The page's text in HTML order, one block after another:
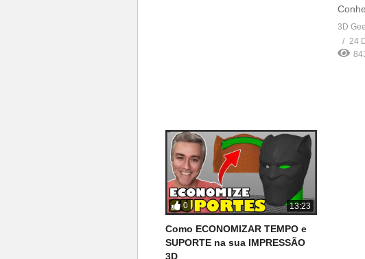
3D
24
0 13:23
Como ECONOMIZAR TEMPO e
SUPORTE na sua IMPRESSÃO
3D